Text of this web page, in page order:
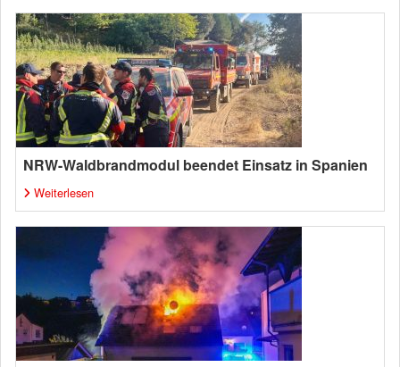
NRW-Waldbrandmodul beendet Einsatz in Spanien
Weiterlesen